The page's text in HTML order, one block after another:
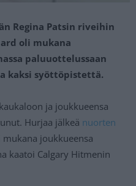
Regina Patsin riveihin
oli mukana
paluuottelussaan
kaksi syöttöpistettä.
ja joukkueensa
Hurjaa jälkeä nuorten
joukkueensa
kaatoi Calgary Hitmenin